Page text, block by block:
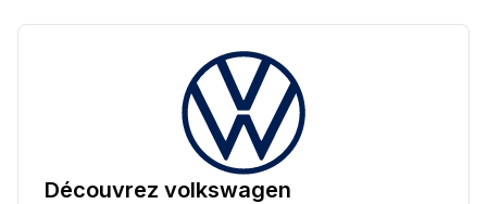
Découvrez volkswagen